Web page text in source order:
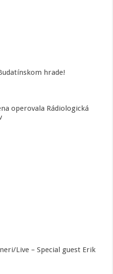
hrade!
operovala Rádiologická
Live – Special guest Erik